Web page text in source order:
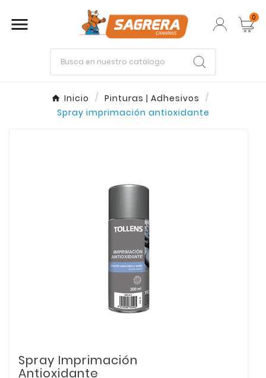
 0
Inicio
Pinturas | Adhesivos
Spray imprimación antioxidante
Spray Imprimación
Antioxidante
Enter